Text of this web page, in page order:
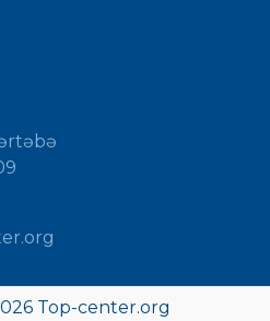
Top-center.org